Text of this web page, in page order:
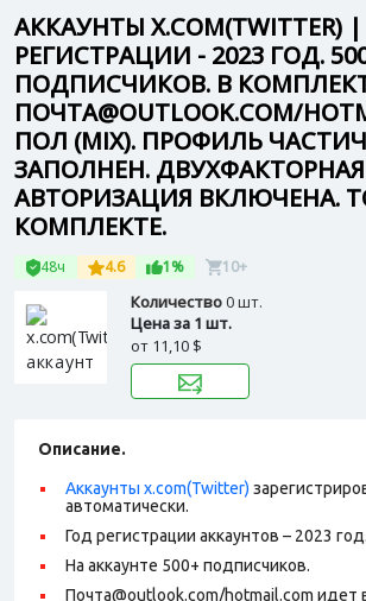
АККАУНТЫ X.COM(TWITTER)
РЕГИСТРАЦИИ - 2023 ГОД.
ПОДПИСЧИКОВ. В
ПОЧТА@OUTLOOK.COM/
ПОЛ (MIX). ПРОФИЛЬ
ЗАПОЛНЕН. ДВУХФАКТОРНАЯ
АВТОРИЗАЦИЯ ВКЛЮЧЕНА.
КОМПЛЕКТЕ.
48ч 4.6 1% 10+
Количество0 шт.
Цена за 1 шт.
от 11,10 $
Описание.
Аккаунты x.com(Twitter)
автоматически.
Год регистрации аккаунтов – 2023 год.
На аккаунте 500+ подписчиков.
Почта@outlook.com/hotmail.com идет